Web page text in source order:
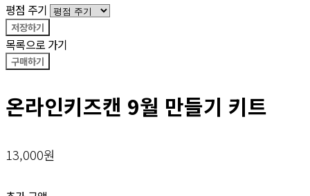
평점 주기
저장하기
목록으로 가기
구매하기
온라인키즈캔 9월 만들기 키트
13,000원